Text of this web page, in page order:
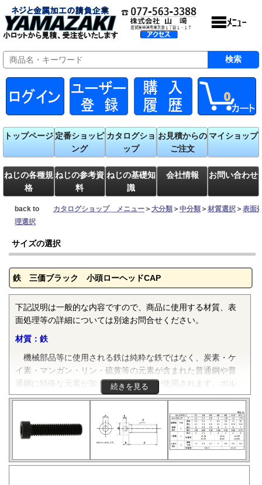
0
トップページ 定番ショッピ
ング
カタログショ
ップ
お見積からの
ご注文
マイショップ
ねじの各種規
格
ねじの参考資
料
ねじの基礎知
識
会社情報 お問い合わせ
back to カタログショップ メニュー ＞大分類 ＞中分類 ＞材質選択 ＞表面
理選択
サイズの選択
鉄 三価ブラック 小頭ローヘッドCAP
下記説明は一般的な内容ですので、商品に使用する材質、表
面処理等の詳細については別途お問合せください。
材質：鉄
機械部品等に使用される鉄は純粋な鉄ではなく、炭素・ケ
イ素・マンガン・リン・硫黄等の元素が含まれた普通鋼や普
通鋼に特殊な元素が加えられた特殊鋼が使用されます。ボル
ト、小ねじ、タッピンねじ、ナット、リベット等では冷間圧
間圧延鋼板（SPCC）等、ばね座金等は硬鋼線（SWRH）等、
スプリングピンや歯付き座金等はみがき特殊帯鋼（S60CM～
S70CM）等でメーカーや製品毎で様々な材質が使用されてい
ます。当サイトでは特定の材質表記がない場合は、これらの
続きを見る